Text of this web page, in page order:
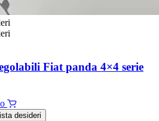
Fiat panda 4×4 serie
desideri